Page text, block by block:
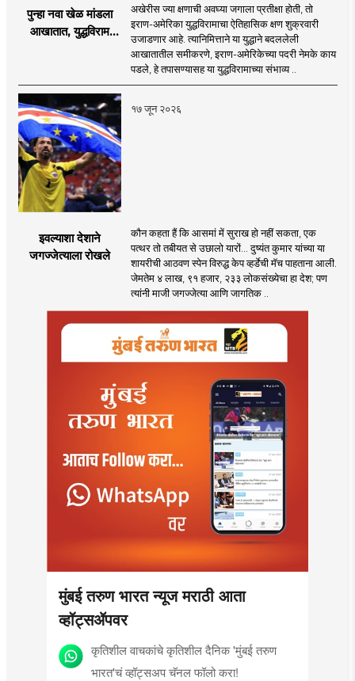
पुन्हा नवा खेळ मांडला
आखातात, युद्धविराम
अखेरीस ज्या क्षणाची अवघ्या जगाला प्रतीक्षा होती, तो
इराण-अमेरिका युद्धविरामाचा ऐतिहासिक क्षण शुक्रवारी
उजाडणार आहे. त्यानिमित्ताने या युद्धाने बदललेली
आखातातील समीकरणे, इराण-अमेरिकेच्या पदरी नेमके काय
पडले, हे तपासण्यासह या युद्धविरामाच्या संभाव्य ..
१७ जून २०२६
इवल्याशा देशाने
जगज्जेत्याला रोखले
कौन कहता हैं कि आसमां में सुराख हो नहीं सकता, एक
पत्थर तो तबीयत से उछालो यारों... दुष्यंत कुमार यांच्या या
शायरीची आठवण स्पेन विरुद्ध केप व्हर्डेची मॅच पाहताना आली.
जेमतेम ४ लाख, ९१ हजार, २३३ लोकसंख्येचा हा देश; पण
त्यांनी माजी जगज्जेत्या आणि जागतिक ..
मुंबई तरुण भारत न्यूज मराठी आता
व्हॉट्सॲपवर
कृतिशील वाचकांचे कृतिशील दैनिक 'मुंबई तरुण
भारत'चं व्हॉट्सअप चॅनल फॉलो करा!